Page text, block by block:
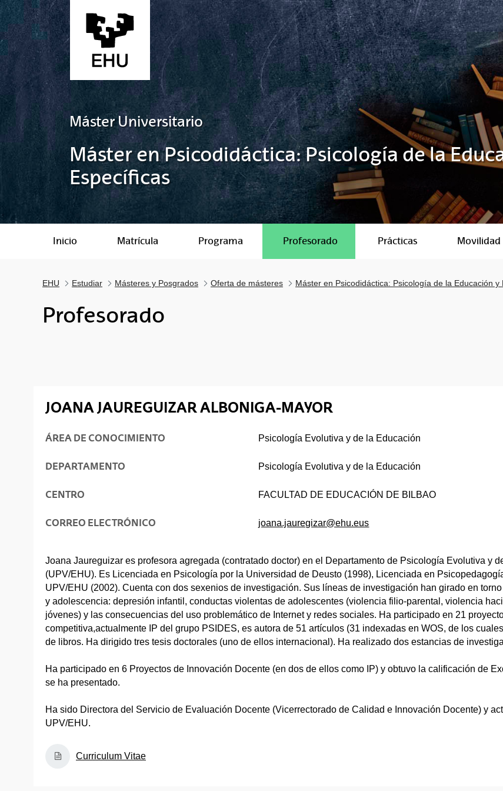
Saltar al contenido principal
Máster Universitario
Máster en Psicodidáctica: Psicología de la
Específicas
Inicio Matrícula Programa Profesorado Prácticas Movilidad
EHU Estudiar Másteres y Posgrados Oferta de másteres Máster en Psicodidáctica: Psicología de la Educación y
Profesorado
JOANA JAUREGUIZAR ALBONIGA-MAYOR
ÁREA DE CONOCIMIENTO Psicología Evolutiva y de la Educación
DEPARTAMENTO Psicología Evolutiva y de la Educación
CENTRO FACULTAD DE EDUCACIÓN DE BILBAO
CORREO ELECTRÓNICO joana.jauregizar@ehu.eus
Joana Jaureguizar es profesora agregada (contratado doctor) en el Departamento de Psicología Evolutiva y
(UPV/EHU). Es Licenciada en Psicología por la Universidad de Deusto (1998), Licenciada en
UPV/EHU (2002). Cuenta con dos sexenios de investigación. Sus líneas de investigación han girado en
y adolescencia: depresión infantil, conductas violentas de adolescentes (violencia filio-parental, violencia
jóvenes) y las consecuencias del uso problemático de Internet y redes sociales. Ha participado en 21
competitiva,actualmente IP del grupo PSIDES, es autora de 51 artículos (31 indexadas en WOS, de los
de libros. Ha dirigido tres tesis doctorales (uno de ellos internacional). Ha realizado dos estancias de
Ha participado en 6 Proyectos de Innovación Docente (en dos de ellos como IP) y obtuvo la calificación de
se ha presentado.
Ha sido Directora del Servicio de Evaluación Docente (Vicerrectorado de Calidad e Innovación Docente) y
UPV/EHU.
Curriculum Vitae